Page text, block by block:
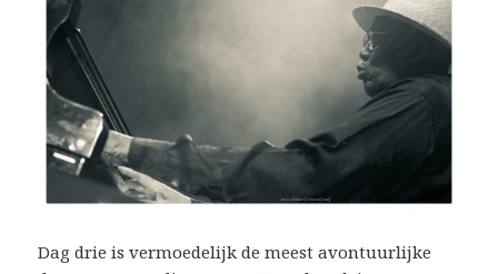
Dag drie is vermoedelijk de meest avontuurlijke